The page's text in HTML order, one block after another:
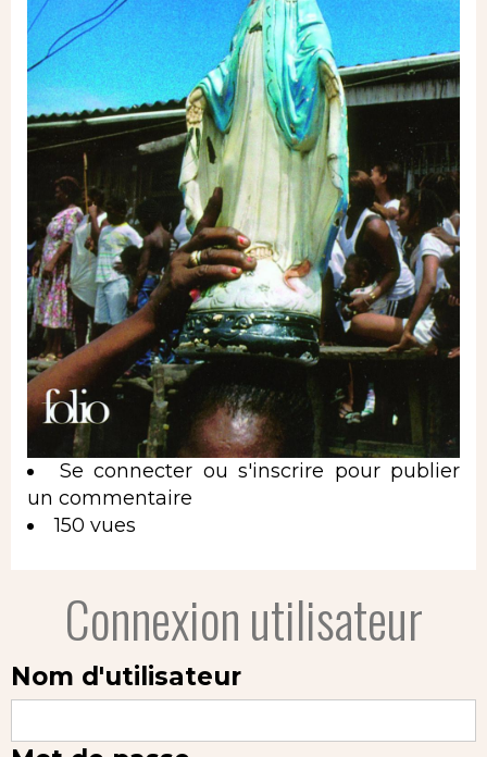
Se connecter ou s'inscrire pour publier
un commentaire
150 vues
Connexion utilisateur
Nom d'utilisateur